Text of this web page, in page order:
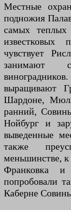
Местные
подножия
самых
известковых
чувствует
занимают
выращивают
Шардоне,
ранний,
Нойбург и
выведенные
также
меньшинстве,
Франковка
попробовали
Каберне